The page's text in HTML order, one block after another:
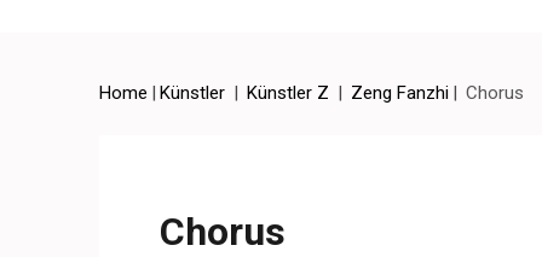
Home | Künstler | Künstler Z | Zeng Fanzhi | Chorus
Chorus